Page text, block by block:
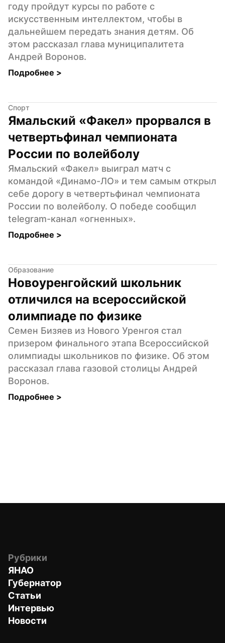
году пройдут курсы по работе с
искусственным интеллектом, чтобы в
дальнейшем передать знания детям. Об
этом рассказал глава муниципалитета
Андрей Воронов.
Подробнее >
Спорт
Ямальский «Факел» прорвался в
четвертьфинал чемпионата
России по волейболу
Ямальский «Факел» выиграл матч с
командой «Динамо-ЛО» и тем самым открыл
себе дорогу в четвертьфинал чемпионата
России по волейболу. О победе сообщил
telegram-канал «огненных».
Подробнее >
Образование
Новоуренгойский школьник
отличился на всероссийской
олимпиаде по физике
Семен Бизяев из Нового Уренгоя стал
призером финального этапа Всероссийской
олимпиады школьников по физике. Об этом
рассказал глава газовой столицы Андрей
Воронов.
Подробнее >
Рубрики
ЯНАО
Губернатор
Статьи
Интервью
Новости